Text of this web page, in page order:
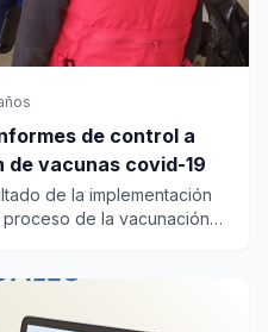
de control a
vacunas covid-19
de la implementación
de la vacunación